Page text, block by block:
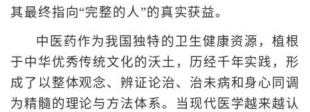
其最终指向“完整的人”的真实获益。
中医药作为我国独特的卫生健康资源，植根
于中华优秀传统文化的沃土，历经千年实践，形
成了以整体观念、辨证论治、治未病和身心同调
为精髓的理论与方法体系。当现代医学越来越认